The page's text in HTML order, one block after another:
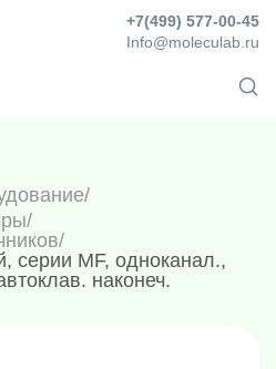
Info@moleculab.ru
+7(499) 577-00-45
/
/
/
серии MF, одноканал.,
наконеч.